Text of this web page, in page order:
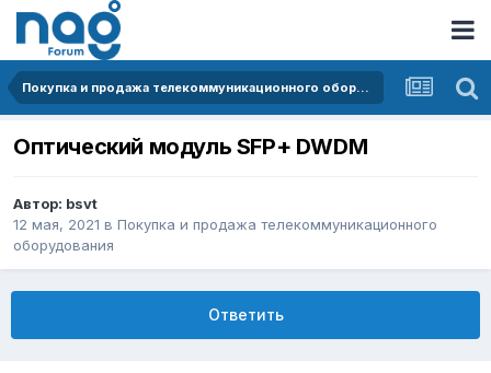
Покупка и продажа телекоммуникационного оборудования
Оптический модуль SFP+ DWDM
Автор: bsvt
12 мая, 2021 в Покупка и продажа телекоммуникационного
оборудования
Ответить